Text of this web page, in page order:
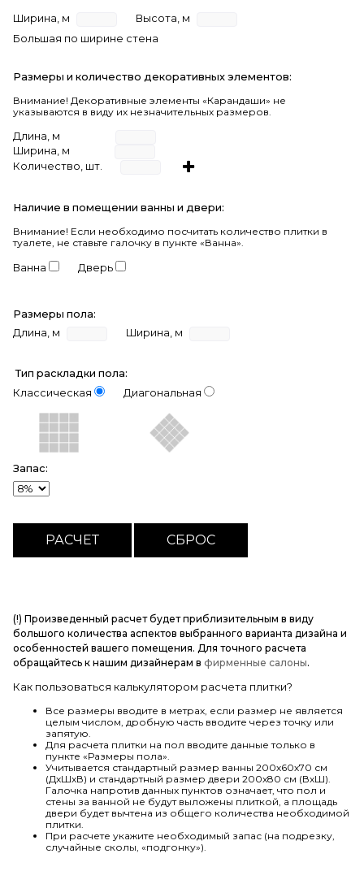
Ширина, м
Высота, м
Большая по ширине стена
Размеры и количество декоративных элементов:
Внимание! Декоративные элементы «Карандаши» не
указываются в виду их незначительных размеров.
Длина, м
Ширина, м
Количество, шт.
Наличие в помещении ванны и двери:
Внимание! Если необходимо посчитать количество плитки в
туалете, не ставьте галочку в пункте «Ванна».
Ванна Дверь
Размеры пола:
Длина, м
Ширина, м
Тип раскладки пола:
Классическая
Диагональная
Запас:
(!) Произведенный расчет будет приблизительным в виду
большого количества аспектов выбранного варианта дизайна и
особенностей вашего помещения. Для точного расчета
обращайтесь к нашим дизайнерам в фирменные салоны.
Как пользоваться калькулятором расчета плитки?
Все размеры вводите в метрах, если размер не является
целым числом, дробную часть вводите через точку или
запятую.
Для расчета плитки на пол вводите данные только в
пункте «Размеры пола».
Учитывается стандартный размер ванны 200х60х70 см
(ДхШхВ) и стандартный размер двери 200х80 см (ВхШ).
Галочка напротив данных пунктов означает, что пол и
стены за ванной не будут выложены плиткой, а площадь
двери будет вычтена из общего количества необходимой
плитки.
При расчете укажите необходимый запас (на подрезку,
случайные сколы, «подгонку»).